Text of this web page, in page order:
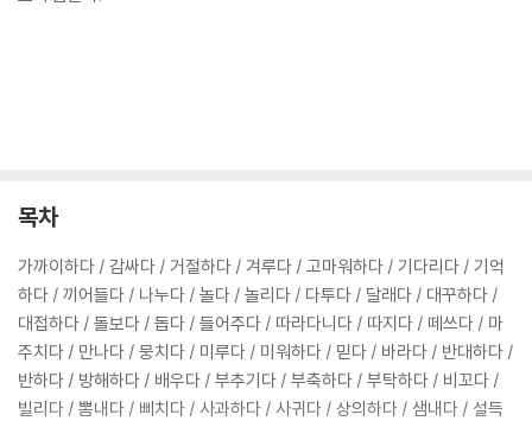
목차
가까이하다 / 감싸다 / 거절하다 / 겨루다 / 고마워하다 / 기다리다 / 기억
하다 / 끼어들다 / 나누다 / 놀다 / 놀리다 / 다투다 / 달래다 / 대꾸하다 /
대접하다 / 돌보다 / 돕다 / 들어주다 / 따라다니다 / 따지다 / 떼쓰다 / 마
주치다 / 만나다 / 뭉치다 / 미루다 / 미워하다 / 믿다 / 바라다 / 반대하다 /
반하다 / 방해하다 / 배우다 / 부추기다 / 부축하다 / 부탁하다 / 비꼬다 /
빌리다 / 뽐내다 / 삐치다 / 사과하다 / 사귀다 / 상의하다 / 샘내다 / 설득